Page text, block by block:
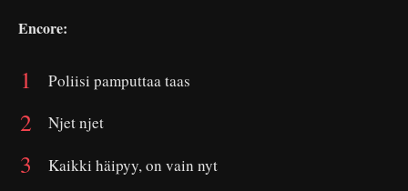
Encore:
Poliisi pamputtaa taas
Njet njet
Kaikki häipyy, on vain nyt